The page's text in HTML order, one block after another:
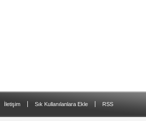
İletişim Sık Kullanılanlara Ekle RSS